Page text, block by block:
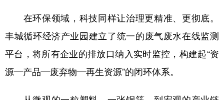
在环保领域，科技同样让治理更精准、更彻底。
丰城循环经济产业园建立了统一的废气废水在线监测
平台，将所有企业的排放口纳入实时监控，构建起“资
源—产品—废弃物—再生资源”的闭环体系。